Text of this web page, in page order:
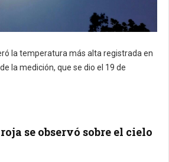
la temperatura más alta registrada en
la medición, que se dio el 19 de
se observó sobre el cielo